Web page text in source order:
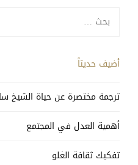
عن:
أضيف حديثاً
ترجمة مختصرة عن حياة الشيخ
أهمية العدل في المجتمع
تفكيك ثقافة الغلو